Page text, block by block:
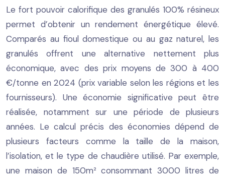
Le fort pouvoir calorifique des granulés 100% résineux
permet d’obtenir un rendement énergétique élevé.
Comparés au fioul domestique ou au gaz naturel, les
granulés offrent une alternative nettement plus
économique, avec des prix moyens de 300 à 400
€/tonne en 2024 (prix variable selon les régions et les
fournisseurs). Une économie significative peut être
réalisée, notamment sur une période de plusieurs
années. Le calcul précis des économies dépend de
plusieurs facteurs comme la taille de la maison,
l’isolation, et le type de chaudière utilisé. Par exemple,
une maison de 150m² consommant 3000 litres de